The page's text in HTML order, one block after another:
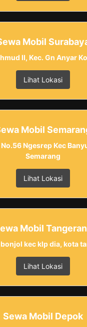
Mobil
II, Kec. Gn Anyar
Lihat Lokasi
Mobil
Ngesrep Kec
Semarang
Lihat Lokasi
Mobil
kec klp dia, kota
Lihat Lokasi
Sewa Mobil Depok